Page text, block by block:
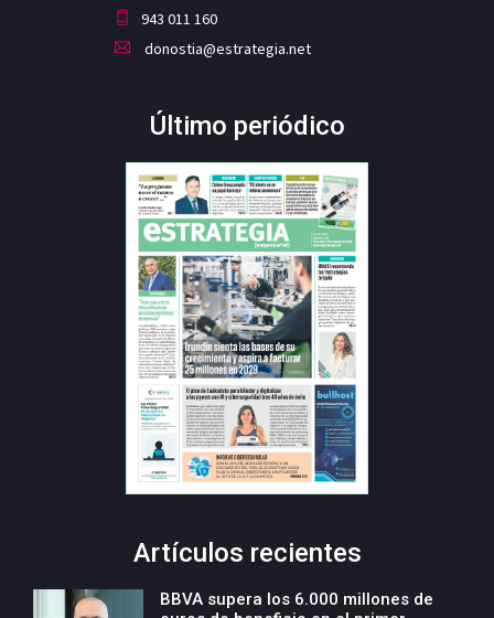
943 011 160
donostia@estrategia.net
Último periódico
Artículos recientes
BBVA supera los 6.000 millones de